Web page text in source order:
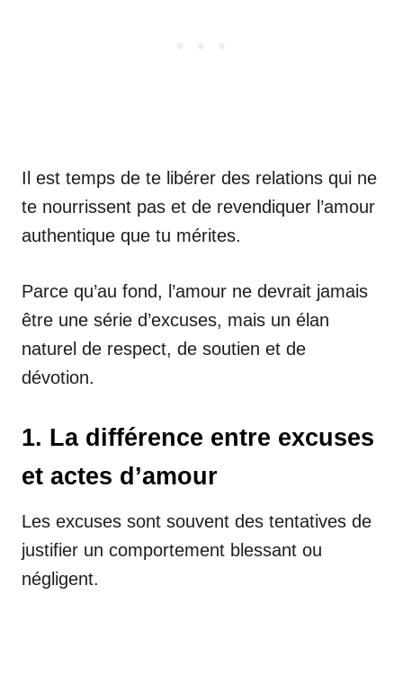
Il est temps de te libérer des relations qui ne
te nourrissent pas et de revendiquer l’amour
authentique que tu mérites.
Parce qu’au fond, l’amour ne devrait jamais
être une série d’excuses, mais un élan
naturel de respect, de soutien et de
dévotion.
1. La différence entre excuses
et actes d’amour
Les excuses sont souvent des tentatives de
justifier un comportement blessant ou
négligent.